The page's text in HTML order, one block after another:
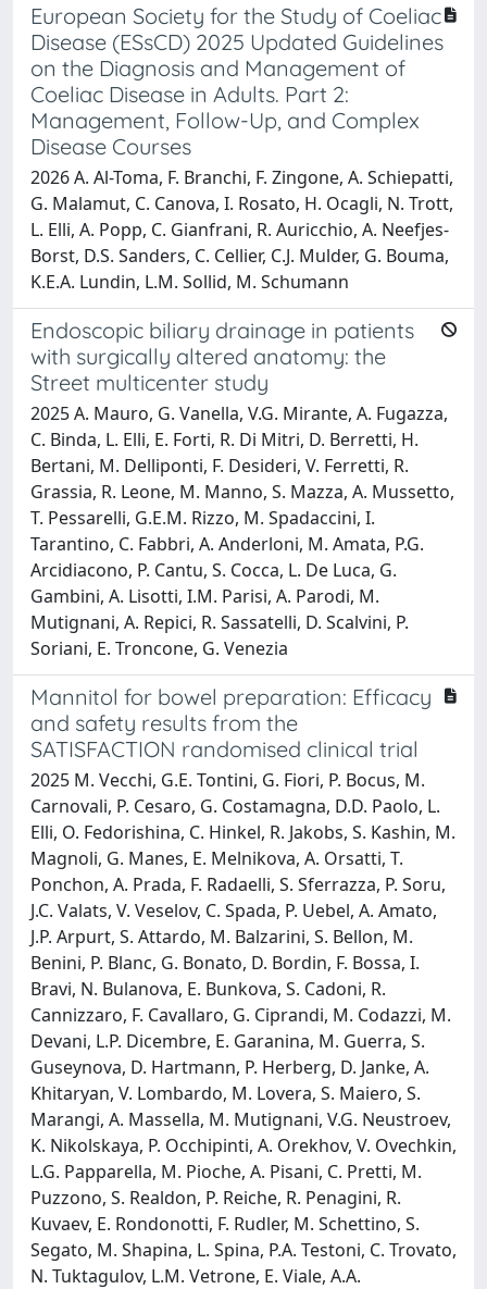
European Society for the Study of Coeliac
Disease (ESsCD) 2025 Updated Guidelines
on the Diagnosis and Management of
Coeliac Disease in Adults. Part 2:
Management, Follow-Up, and Complex
Disease Courses
2026 A. Al-Toma, F. Branchi, F. Zingone, A. Schiepatti,
G. Malamut, C. Canova, I. Rosato, H. Ocagli, N. Trott,
L. Elli, A. Popp, C. Gianfrani, R. Auricchio, A. Neefjes-
Borst, D.S. Sanders, C. Cellier, C.J. Mulder, G. Bouma,
K.E.A. Lundin, L.M. Sollid, M. Schumann
Endoscopic biliary drainage in patients
with surgically altered anatomy: the
Street multicenter study
2025 A. Mauro, G. Vanella, V.G. Mirante, A. Fugazza,
C. Binda, L. Elli, E. Forti, R. Di Mitri, D. Berretti, H.
Bertani, M. Delliponti, F. Desideri, V. Ferretti, R.
Grassia, R. Leone, M. Manno, S. Mazza, A. Mussetto,
T. Pessarelli, G.E.M. Rizzo, M. Spadaccini, I.
Tarantino, C. Fabbri, A. Anderloni, M. Amata, P.G.
Arcidiacono, P. Cantu, S. Cocca, L. De Luca, G.
Gambini, A. Lisotti, I.M. Parisi, A. Parodi, M.
Mutignani, A. Repici, R. Sassatelli, D. Scalvini, P.
Soriani, E. Troncone, G. Venezia
Mannitol for bowel preparation: Efficacy
and safety results from the
SATISFACTION randomised clinical trial
2025 M. Vecchi, G.E. Tontini, G. Fiori, P. Bocus, M.
Carnovali, P. Cesaro, G. Costamagna, D.D. Paolo, L.
Elli, O. Fedorishina, C. Hinkel, R. Jakobs, S. Kashin, M.
Magnoli, G. Manes, E. Melnikova, A. Orsatti, T.
Ponchon, A. Prada, F. Radaelli, S. Sferrazza, P. Soru,
J.C. Valats, V. Veselov, C. Spada, P. Uebel, A. Amato,
J.P. Arpurt, S. Attardo, M. Balzarini, S. Bellon, M.
Benini, P. Blanc, G. Bonato, D. Bordin, F. Bossa, I.
Bravi, N. Bulanova, E. Bunkova, S. Cadoni, R.
Cannizzaro, F. Cavallaro, G. Ciprandi, M. Codazzi, M.
Devani, L.P. Dicembre, E. Garanina, M. Guerra, S.
Guseynova, D. Hartmann, P. Herberg, D. Janke, A.
Khitaryan, V. Lombardo, M. Lovera, S. Maiero, S.
Marangi, A. Massella, M. Mutignani, V.G. Neustroev,
K. Nikolskaya, P. Occhipinti, A. Orekhov, V. Ovechkin,
L.G. Papparella, M. Pioche, A. Pisani, C. Pretti, M.
Puzzono, S. Realdon, P. Reiche, R. Penagini, R.
Kuvaev, E. Rondonotti, F. Rudler, M. Schettino, S.
Segato, M. Shapina, L. Spina, P.A. Testoni, C. Trovato,
N. Tuktagulov, L.M. Vetrone, E. Viale, A.A.